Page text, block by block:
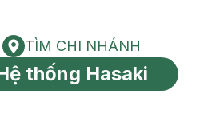
Tìm chi nhánh
TÌM CHI NHÁNH
thống Hasaki